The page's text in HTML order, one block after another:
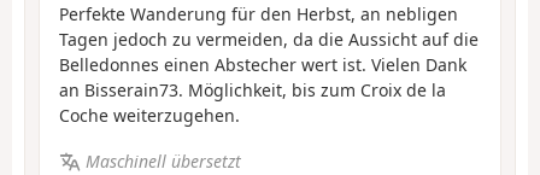
Perfekte Wanderung für den Herbst, an nebligen
Tagen jedoch zu vermeiden, da die Aussicht auf die
Belledonnes einen Abstecher wert ist. Vielen Dank
an Bisserain73. Möglichkeit, bis zum Croix de la
Coche weiterzugehen.
Maschinell übersetzt